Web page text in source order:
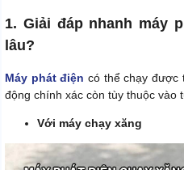
1. Giải đáp nhanh máy
lâu?
Máy phát điện có thể chạy được
động chính xác còn tùy thuộc vào
Với máy chạy xăng